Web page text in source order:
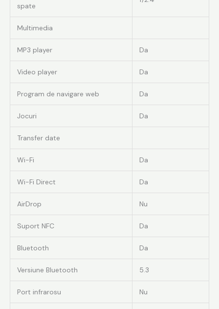
spate
Multimedia
MP3 player Da
Video player Da
Program de navigare web Da
Jocuri Da
Transfer date
Wi-Fi Da
Wi-Fi Direct Da
AirDrop Nu
Suport NFC Da
Bluetooth Da
Versiune Bluetooth 5.3
Port infrarosu Nu